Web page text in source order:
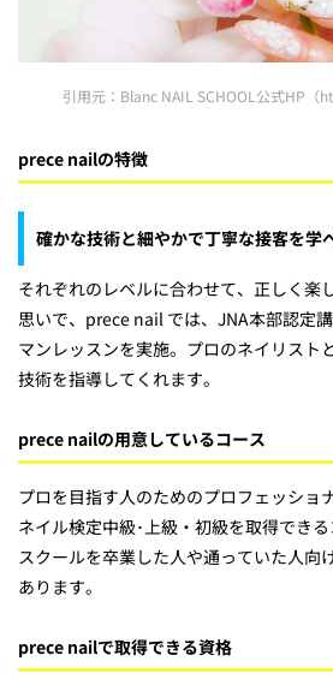
引用元：Blanc NAIL SCHOOL公式HP（
prece nailの特徴
確かな技術と細やかで丁寧な接客を学
それぞれのレベルに合わせて、正しく楽
思いで、prece nail では、JNA本部認定
マンレッスンを実施。プロのネイリスト
技術を指導してくれます。
prece nailの用意しているコース
プロを目指す人のためのプロフェッショ
ネイル検定中級･上級・初級を取得でき
スクールを卒業した人や通っていた人向
あります。
prece nailで取得できる資格